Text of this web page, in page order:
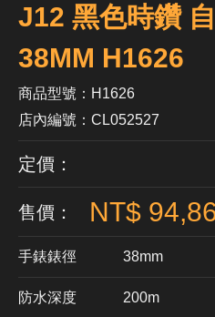
J12 黑色時鑽
38MM H1626
商品型號：H1626
店內編號：CL052527
定價：
售價： NT$
手錶錶徑 38mm
防水深度 200m